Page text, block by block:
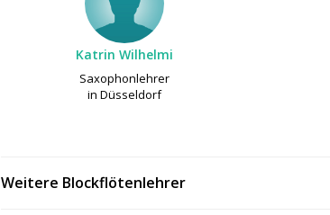
Katrin Wilhelmi
Saxophonlehrer
in Düsseldorf
Weitere Blockflötenlehrer